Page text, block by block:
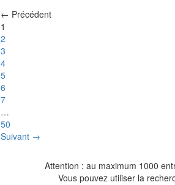
← Précédent
1
2
3
4
5
6
7
…
50
Suivant →
Attention : au maximum 1000
Vous pouvez utiliser la